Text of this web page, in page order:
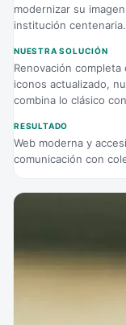
modernizar su
institución centenaria.
NUESTRA SOLUCIÓN
Renovación
iconos actualizado,
combina lo clásico
RESULTADO
Web moderna y
comunicación con